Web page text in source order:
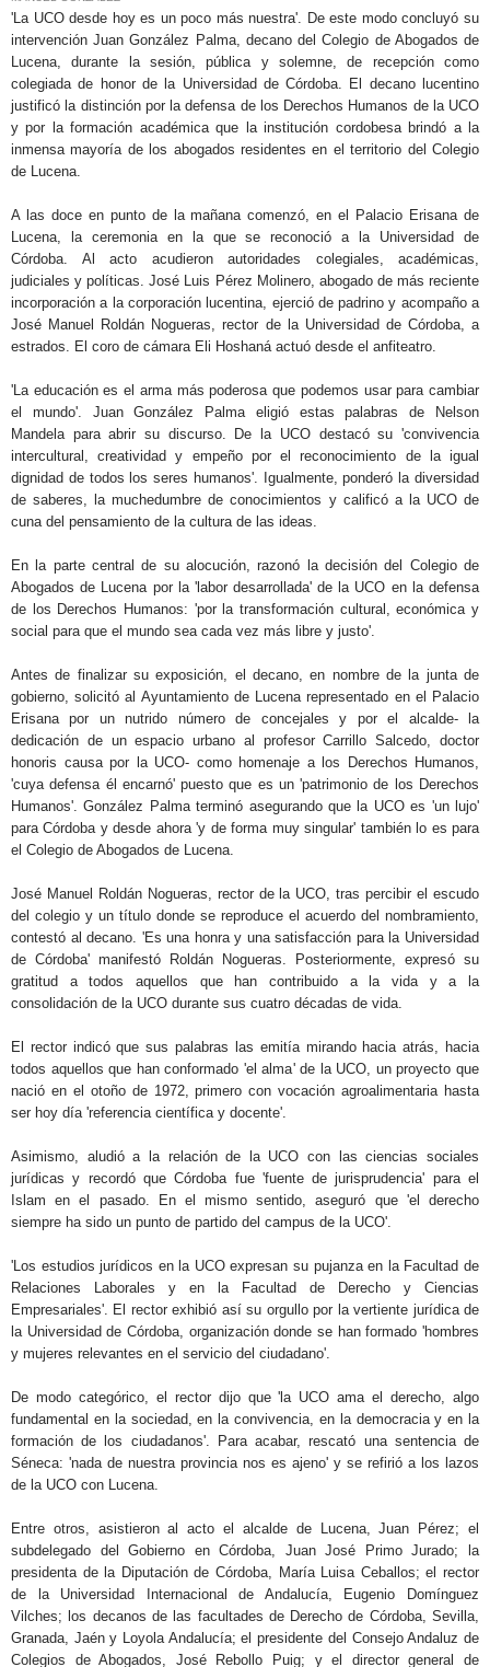
'La UCO desde hoy es un poco más nuestra'. De este modo concluyó su
intervención Juan González Palma, decano del Colegio de Abogados de
Lucena, durante la sesión, pública y solemne, de recepción como
colegiada de honor de la Universidad de Córdoba. El decano lucentino
justificó la distinción por la defensa de los Derechos Humanos de la UCO
y por la formación académica que la institución cordobesa brindó a la
inmensa mayoría de los abogados residentes en el territorio del Colegio
de Lucena.
A las doce en punto de la mañana comenzó, en el Palacio Erisana de
Lucena, la ceremonia en la que se reconoció a la Universidad de
Córdoba. Al acto acudieron autoridades colegiales, académicas,
judiciales y políticas. José Luis Pérez Molinero, abogado de más reciente
incorporación a la corporación lucentina, ejerció de padrino y acompaño a
José Manuel Roldán Nogueras, rector de la Universidad de Córdoba, a
estrados. El coro de cámara Eli Hoshaná actuó desde el anfiteatro.
'La educación es el arma más poderosa que podemos usar para cambiar
el mundo'. Juan González Palma eligió estas palabras de Nelson
Mandela para abrir su discurso. De la UCO destacó su 'convivencia
intercultural, creatividad y empeño por el reconocimiento de la igual
dignidad de todos los seres humanos'. Igualmente, ponderó la diversidad
de saberes, la muchedumbre de conocimientos y calificó a la UCO de
cuna del pensamiento de la cultura de las ideas.
En la parte central de su alocución, razonó la decisión del Colegio de
Abogados de Lucena por la 'labor desarrollada' de la UCO en la defensa
de los Derechos Humanos: 'por la transformación cultural, económica y
social para que el mundo sea cada vez más libre y justo'.
Antes de finalizar su exposición, el decano, en nombre de la junta de
gobierno, solicitó al Ayuntamiento de Lucena representado en el Palacio
Erisana por un nutrido número de concejales y por el alcalde- la
dedicación de un espacio urbano al profesor Carrillo Salcedo, doctor
honoris causa por la UCO- como homenaje a los Derechos Humanos,
'cuya defensa él encarnó' puesto que es un 'patrimonio de los Derechos
Humanos'. González Palma terminó asegurando que la UCO es 'un lujo'
para Córdoba y desde ahora 'y de forma muy singular' también lo es para
el Colegio de Abogados de Lucena.
José Manuel Roldán Nogueras, rector de la UCO, tras percibir el escudo
del colegio y un título donde se reproduce el acuerdo del nombramiento,
contestó al decano. 'Es una honra y una satisfacción para la Universidad
de Córdoba' manifestó Roldán Nogueras. Posteriormente, expresó su
gratitud a todos aquellos que han contribuido a la vida y a la
consolidación de la UCO durante sus cuatro décadas de vida.
El rector indicó que sus palabras las emitía mirando hacia atrás, hacia
todos aquellos que han conformado 'el alma' de la UCO, un proyecto que
nació en el otoño de 1972, primero con vocación agroalimentaria hasta
ser hoy día 'referencia científica y docente'.
Asimismo, aludió a la relación de la UCO con las ciencias sociales
jurídicas y recordó que Córdoba fue 'fuente de jurisprudencia' para el
Islam en el pasado. En el mismo sentido, aseguró que 'el derecho
siempre ha sido un punto de partido del campus de la UCO'.
'Los estudios jurídicos en la UCO expresan su pujanza en la Facultad de
Relaciones Laborales y en la Facultad de Derecho y Ciencias
Empresariales'. El rector exhibió así su orgullo por la vertiente jurídica de
la Universidad de Córdoba, organización donde se han formado 'hombres
y mujeres relevantes en el servicio del ciudadano'.
De modo categórico, el rector dijo que 'la UCO ama el derecho, algo
fundamental en la sociedad, en la convivencia, en la democracia y en la
formación de los ciudadanos'. Para acabar, rescató una sentencia de
Séneca: 'nada de nuestra provincia nos es ajeno' y se refirió a los lazos
de la UCO con Lucena.
Entre otros, asistieron al acto el alcalde de Lucena, Juan Pérez; el
subdelegado del Gobierno en Córdoba, Juan José Primo Jurado; la
presidenta de la Diputación de Córdoba, María Luisa Ceballos; el rector
de la Universidad Internacional de Andalucía, Eugenio Domínguez
Vilches; los decanos de las facultades de Derecho de Córdoba, Sevilla,
Granada, Jaén y Loyola Andalucía; el presidente del Consejo Andaluz de
Colegios de Abogados, José Rebollo Puig; y el director general de